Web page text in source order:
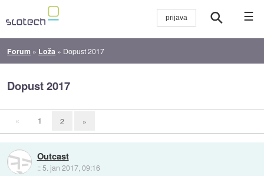
☰
Forum » Loža » Dopust 2017
Dopust 2017
« 1 2 »
Outcast
:: 5. jan 2017, 09:16